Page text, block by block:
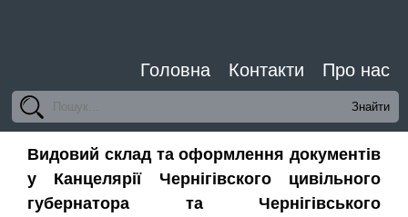
Головна Контакти Про нас
Видовий склад та оформлення документів
у Канцелярії Чернігівского цивільного
губернатора та Чернігівського